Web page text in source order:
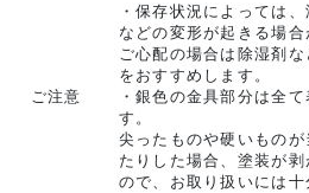
ご注意
・保存状況によっては
などの変形が起きる場合
ご心配の場合は除湿剤
をおすすめします。
・銀色の金具部分は全
す。
尖ったものや硬いもの
たりした場合、塗装が
ので、お取り扱いには十